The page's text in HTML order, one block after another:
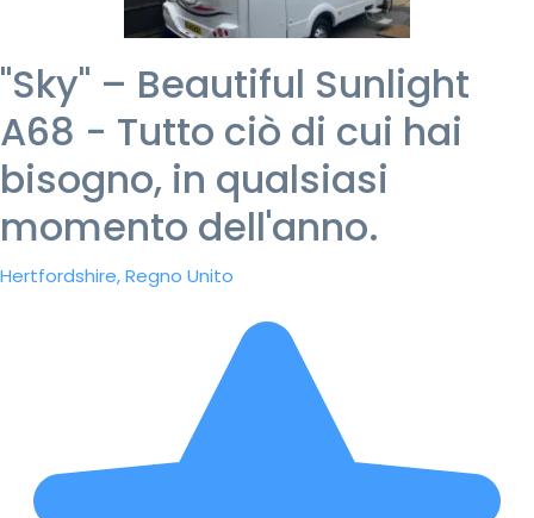
"Sky" – Beautiful Sunlight
A68 - Tutto ciò di cui hai
bisogno, in qualsiasi
momento dell'anno.
Hertfordshire, Regno Unito